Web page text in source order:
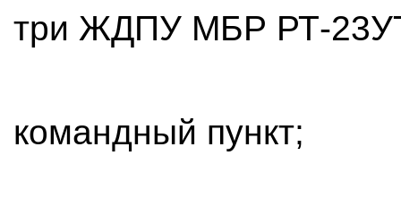
три ЖДПУ МБР РТ-
командный пункт;